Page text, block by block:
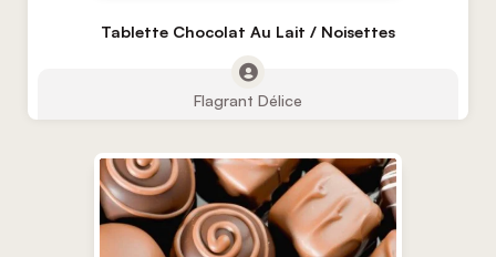
Tablette Chocolat Au Lait / Noisettes
Flagrant Délice